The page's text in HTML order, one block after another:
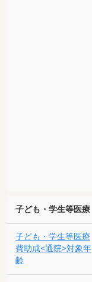
子ども・学生等医療
子ども・学生等医療
費助成<通院>対象年
齢